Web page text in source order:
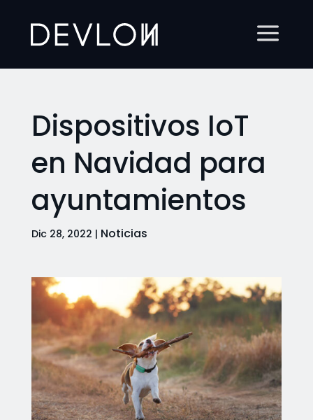
Dispositivos IoT
en Navidad para
ayuntamientos
Dic 28, 2022 | Noticias